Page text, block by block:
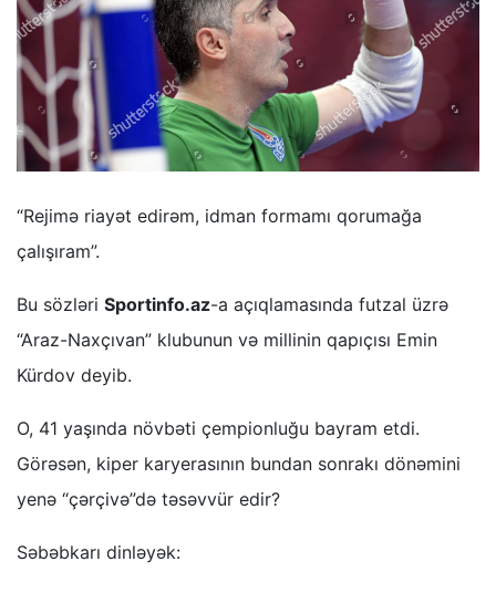
“Rejimə riayət edirəm, idman formamı qorumağa
çalışıram”.
Bu sözləri Sportinfo.az-a açıqlamasında futzal üzrə
“Araz-Naxçıvan” klubunun və millinin qapıçısı Emin
Kürdov deyib.
O, 41 yaşında növbəti çempionluğu bayram etdi.
Görəsən, kiper karyerasının bundan sonrakı dönəmini
yenə “çərçivə”də təsəvvür edir?
Səbəbkarı dinləyək: